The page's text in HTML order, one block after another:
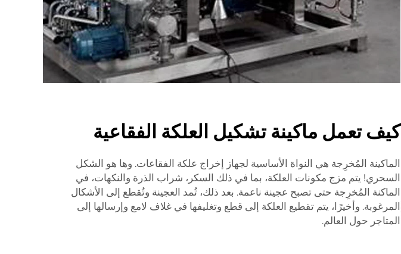
كيف تعمل ماكينة تشكيل العلكة الفقاعية
الماكينة المُخرِجة هي النواة الأساسية لجهاز إخراج علكة الفقاعات. وها هو الشكل
السحري! يتم مزج مكونات العلكة، بما في ذلك السكر، شراب الذرة والنكهات، في
الماكنة المُخرِجة حتى تصبح عجينة ناعمة. بعد ذلك، تُمد العجينة وتُقطع إلى الأشكال
المرغوبة. وأخيرًا، يتم تقطيع العلكة إلى قطع وتغليفها في غلاف لامع وإرسالها إلى
المتاجر حول العالم.